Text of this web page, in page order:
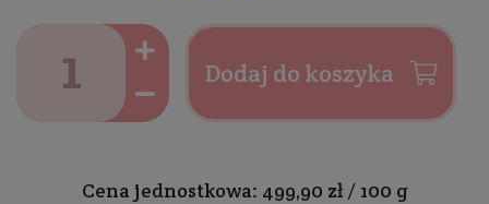
Dodaj do koszyka
Cena jednostkowa: 499,90 zł / 100 g